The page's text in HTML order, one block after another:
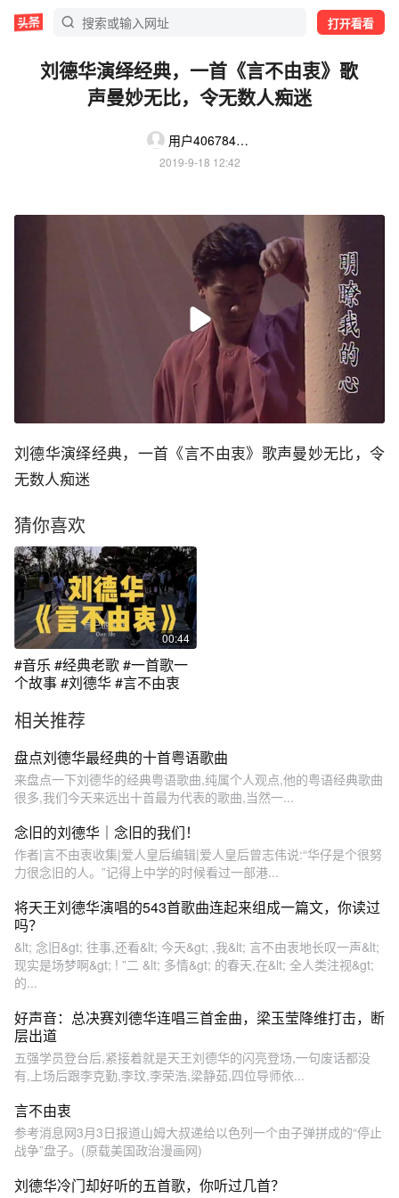
打开看看
刘德华演绎经典，一首《言不由衷》歌
声曼妙无比，令无数人痴迷
用户4067844960040004
2019-9-18 12:42
刘德华演绎经典，一首《言不由衷》歌声曼妙无比，令
无数人痴迷
猜你喜欢
00:44
#音乐 #经典老歌 #一首歌一
个故事 #刘德华 #言不由衷
相关推荐
盘点刘德华最经典的十首粤语歌曲
来盘点一下刘德华的经典粤语歌曲,纯属个人观点,他的粤语经典歌曲
很多,我们今天来远出十首最为代表的歌曲,当然一...
念旧的刘德华｜念旧的我们！
作者|言不由衷收集|爱人皇后编辑|爱人皇后曾志伟说:“华仔是个很努
力很念旧的人。”记得上中学的时候看过一部港...
将天王刘德华演唱的543首歌曲连起来组成一篇文，你读过
吗？
&lt; 念旧&gt; 往事,还看&lt; 今天&gt; ,我&lt; 言不由衷地长叹一声&lt;
现实是场梦啊&gt; ! ”二 &lt; 多情&gt; 的春天,在&lt; 全人类注视&gt;
的...
好声音：总决赛刘德华连唱三首金曲，梁玉莹降维打击，断
层出道
五强学员登台后,紧接着就是天王刘德华的闪亮登场,一句废话都没
有,上场后跟李克勤,李玟,李荣浩,梁静茹,四位导师依...
言不由衷
参考消息网3月3日报道山姆大叔递给以色列一个由子弹拼成的“停止
战争”盘子。(原载美国政治漫画网)
刘德华冷门却好听的五首歌，你听过几首？